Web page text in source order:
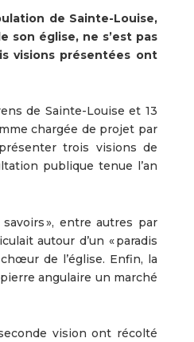
de Sainte-Louise,
son église, ne s’est pas
visions présentées ont
de Sainte-Louise et 13
chargée de projet par
trois visions de
publique tenue l’an
», entre autres par
autour d’un « paradis
de l’église. Enfin, la
angulaire un marché
vision ont récolté